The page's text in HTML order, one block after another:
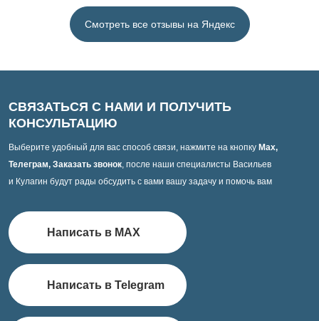
Смотреть все отзывы на Яндекс
СВЯЗАТЬСЯ С НАМИ И ПОЛУЧИТЬ
КОНСУЛЬТАЦИЮ
Выберите удобный для вас способ связи, нажмите на кнопку Max,
Телеграм, Заказать звонок, после наши специалисты Васильев
и Кулагин будут рады обсудить с вами вашу задачу и помочь вам
Написать в MAX
Написать в Telegram